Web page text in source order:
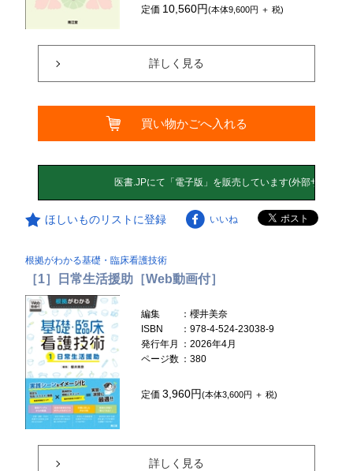
定価 10,560円(本体9,600円 ＋ 税)
詳しく見る
買い物かごへ入れる
ほしいものリストに登録 いいね
根拠がわかる基礎・臨床看護技術
［1］日常生活援助［Web動画付］
編集
：櫻井美奈
ISBN
：978-4-524-23038-9
発行年月
：2026年4月
ページ数 ：380
定価3,960円(本体3,600円 ＋ 税)
詳しく見る